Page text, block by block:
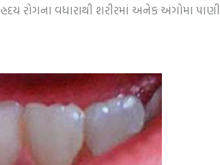
રોગના વધારાથી શરીરમાં અનેક અંગોમા